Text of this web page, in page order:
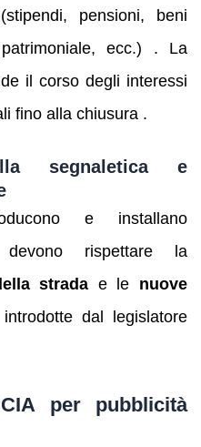
pensioni, beni
ecc.) . La
il corso degli interessi
fino alla chiusura .
segnaletica e
e installano
devono rispettare la
strada e le nuove
introdotte dal legislatore
per pubblicità